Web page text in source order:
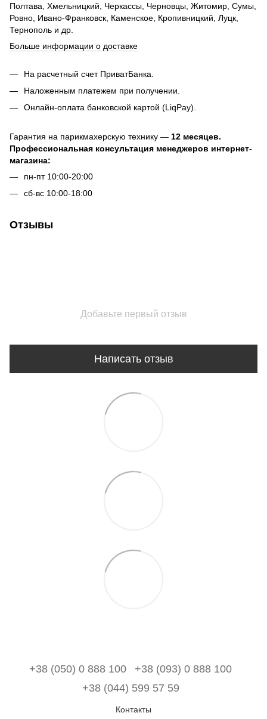
Полтава, Хмельницкий, Черкассы, Черновцы, Житомир, Сумы,
Ровно, Ивано-Франковск, Каменское, Кропивницкий, Луцк,
Тернополь и др.
Больше информации о доставке
На расчетный счет ПриватБанка.
Наложенным платежем при получении.
Онлайн-оплата банковской картой (LiqPay).
Гарантия на парикмахерскую технику — 12 месяцев.
Профессиональная консультация менеджеров интернет-
магазина:
пн-пт 10:00-20:00
сб-вс 10:00-18:00
Отзывы
Добавьте первый отзыв
Написать отзыв
+38 (050) 0 888 100
+38 (093) 0 888 100
+38 (044) 599 57 59
Контакты